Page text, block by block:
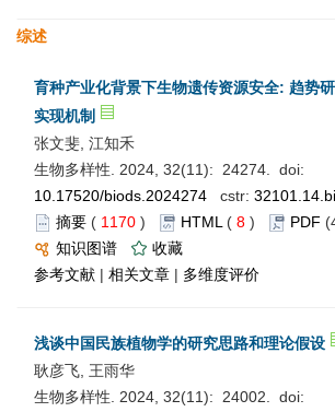
综述
育种产业化背景下生物遗传资源安全: 趋势
实现机制
张文斐, 江知禾
生物多样性. 2024, 32(11): 24274. doi:
10.17520/biods.2024274 cstr:
摘要 ( 1170 ) HTML ( 8 ) PDF
知识图谱
收藏
参考文献 | 相关文章 | 多维度评价
浅谈中国民族植物学的研究思路和理论假设
耿彦飞, 王雨华
生物多样性. 2024, 32(11): 24002. doi: